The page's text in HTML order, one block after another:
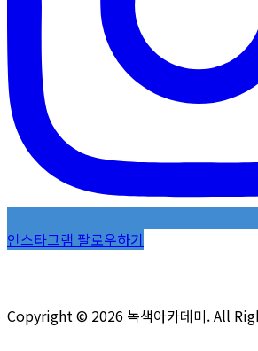
인스타그램 팔로우하기
Copyright © 2026 녹색아카데미. All